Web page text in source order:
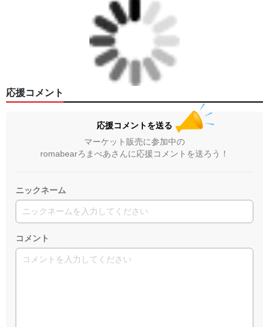
応援コメント
応援コメントを送る
マーケット販売に参加中の
romabearろまべあさんに応援コメントを送ろう！
ニックネーム
コメント